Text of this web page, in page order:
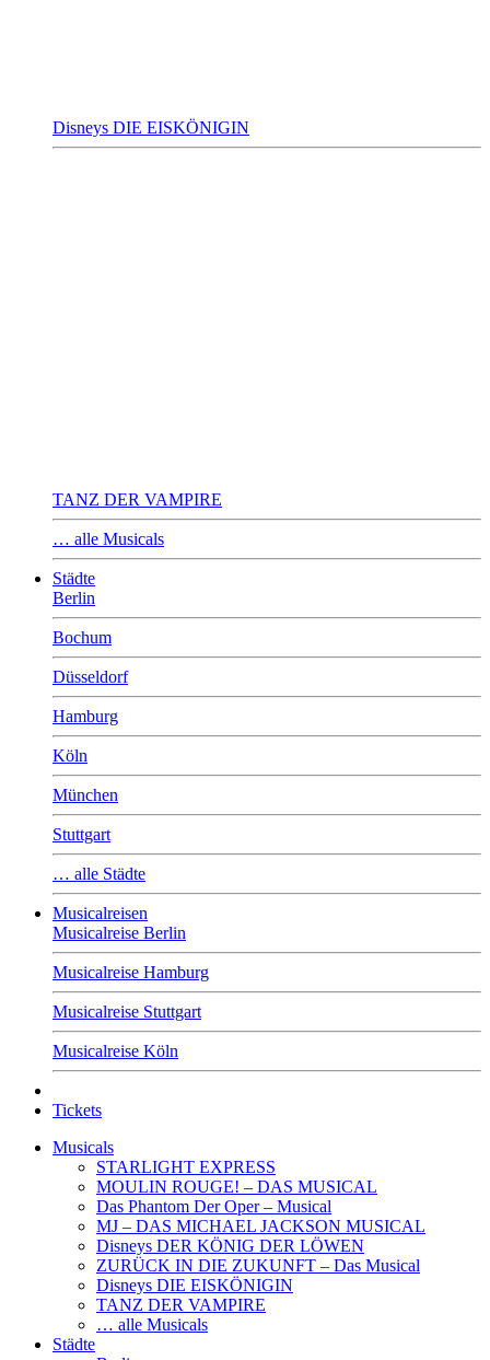
Disneys DIE EISKÖNIGIN
TANZ DER VAMPIRE
… alle Musicals
Städte
Berlin
Bochum
Düsseldorf
Hamburg
Köln
München
Stuttgart
… alle Städte
Musicalreisen
Musicalreise Berlin
Musicalreise Hamburg
Musicalreise Stuttgart
Musicalreise Köln
Tickets
Musicals
STARLIGHT EXPRESS
MOULIN ROUGE! – DAS MUSICAL
Das Phantom Der Oper – Musical
MJ – DAS MICHAEL JACKSON MUSICAL
Disneys DER KÖNIG DER LÖWEN
ZURÜCK IN DIE ZUKUNFT – Das Musical
Disneys DIE EISKÖNIGIN
TANZ DER VAMPIRE
… alle Musicals
Städte